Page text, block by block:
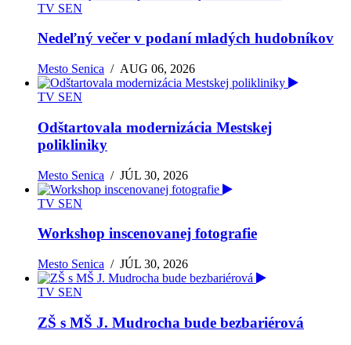
TV SEN
Nedeľný večer v podaní mladých hudobníkov
Mesto Senica /AUG 06, 2026
TV SEN
Odštartovala modernizácia Mestskej
polikliniky
Mesto Senica /JÚL 30, 2026
TV SEN
Workshop inscenovanej fotografie
Mesto Senica /JÚL 30, 2026
TV SEN
ZŠ s MŠ J. Mudrocha bude bezbariérová